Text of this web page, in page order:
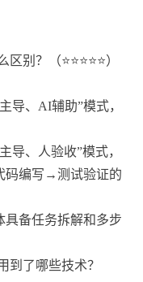
别？（⭐⭐⭐⭐⭐）
导、AI辅助”模式，
导、人验收”模式，
码编写→测试验证的
具备任务拆解和多步
到了哪些技术？